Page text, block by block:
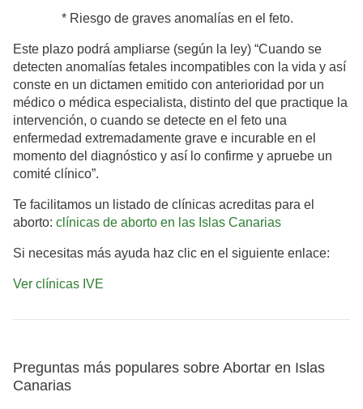
* Riesgo de graves anomalías en el feto.
Este plazo podrá ampliarse (según la ley) “Cuando se
detecten anomalías fetales incompatibles con la vida y así
conste en un dictamen emitido con anterioridad por un
médico o médica especialista, distinto del que practique la
intervención, o cuando se detecte en el feto una
enfermedad extremadamente grave e incurable en el
momento del diagnóstico y así lo confirme y apruebe un
comité clínico”.
Te facilitamos un listado de clínicas acreditas para el
aborto: clínicas de aborto en las Islas Canarias
Si necesitas más ayuda haz clic en el siguiente enlace:
Ver clínicas IVE
Preguntas más populares sobre Abortar en Islas
Canarias